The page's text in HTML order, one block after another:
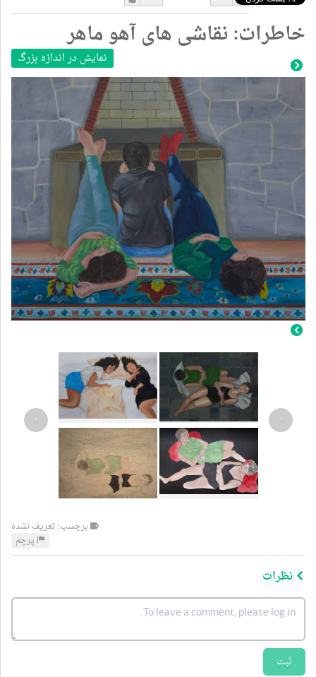
دوست
دارم
دوست
نداشتن
خاطرات: نقاشی های آهو ماهر
نمایش در اندازه بزرگ
‹
›
برچسب: تعریف نشده
پرچم
نظرات
ثبت